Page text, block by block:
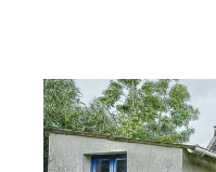
ST ARMEL 56
84 m2, 5 pièces
Ref : 13316